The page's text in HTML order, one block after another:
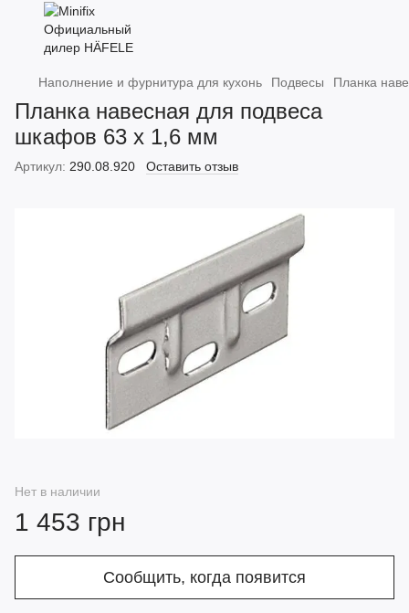
Наполнение и фурнитура для кухонь Подвесы Планка
Планка навесная для подвеса
шкафов 63 x 1,6 мм
Артикул: 290.08.920 Оставить отзыв
Нет в наличии
1 453 грн
Сообщить, когда появится